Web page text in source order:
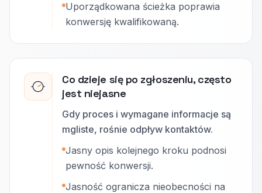
Uporządkowana ścieżka poprawia
konwersję kwalifikowaną.
Co dzieje się po zgłoszeniu, często
jest niejasne
Gdy proces i wymagane informacje są
mgliste, rośnie odpływ kontaktów.
Jasny opis kolejnego kroku podnosi
pewność konwersji.
Jasność ogranicza nieobecności na